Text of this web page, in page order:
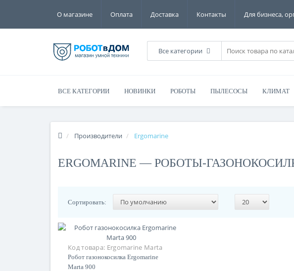
О магазине Оплата Доставка Контакты Для бизнеса,
Все категории
ВСЕ КАТЕГОРИИ НОВИНКИ РОБОТЫ ПЫЛЕСОСЫ КЛИМАТ
Производители Ergomarine
ERGOMARINE — РОБОТЫ-
Сортировать:
Код товара: Ergomarine Marta
900
Робот газонокосилка Ergomarine
Marta 900